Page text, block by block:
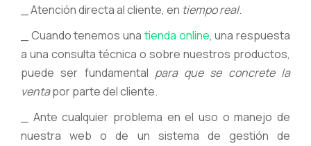
_ Atención directa al cliente, en tiempo real.
_ Cuando tenemos unatienda online, una respuesta
a una consulta técnica o sobre nuestros productos,
puede ser fundamental para que se concrete la
ventapor parte del cliente.
_ Ante cualquier problema en el uso o manejo de
nuestra web o de un sistema de gestión de